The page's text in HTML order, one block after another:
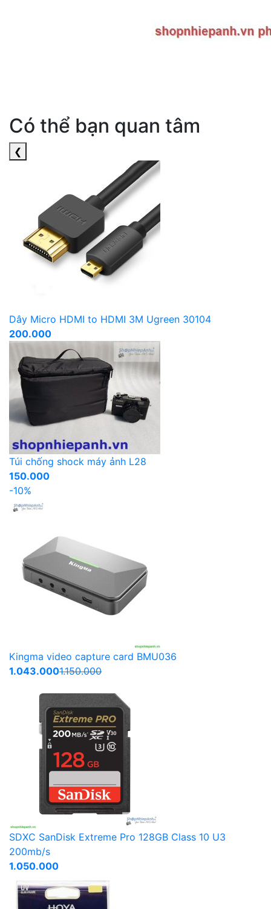
Có thể bạn quan tâm
❮
Dây Micro HDMI to HDMI 3M Ugreen 30104
200.000
Túi chống shock máy ảnh L28
150.000
-10%
Kingma video capture card BMU036
1.043.0001.150.000
SDXC SanDisk Extreme Pro 128GB Class 10 U3
200mb/s
1.050.000